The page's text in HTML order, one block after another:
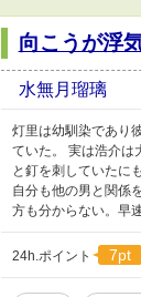
向こうが浮
水無月瑠璃
灯里は幼馴染であり
ていた。 実は浩介は
と釘を刺していたに
自分も他の男と関係
方も分からない。早
24h.ポイント 7pt